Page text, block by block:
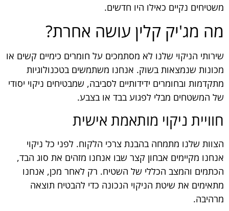
משטיחים נקיים כאילו היו חדשים.
מה מג'יק קלין עושה אחרת?
שירותי הניקוי שלנו לא מסתמכים על חומרים כימיים קשים או
מכונות שנמצאות בשוק. אנחנו משתמשים בטכנולוגיות
מתקדמות ובחומרים ידידותיים לסביבה, שמבטיחים ניקוי יסודי
של המשטחים מבלי לפגוע בבד או בצבע.
חוויית ניקוי מותאמת אישית
הצוות שלנו מתמחה בהבנת צרכי הלקוח. לפני כל ניקוי
אנחנו מקיימים אבחון קצר שבו אנחנו מזהים את סוג הבד,
הכתמים והמצב הכללי של השטיח. רק לאחר מכן, אנחנו
מתאימים את שיטת הניקוי הנכונה כדי להבטיח תוצאה
מרהיבה.